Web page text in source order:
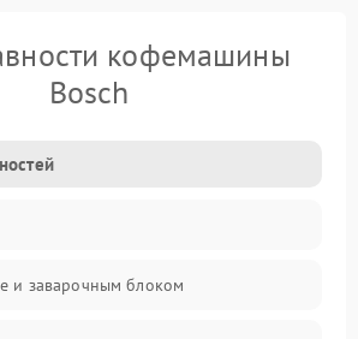
кофемашины
Bosch
и заварочным блоком